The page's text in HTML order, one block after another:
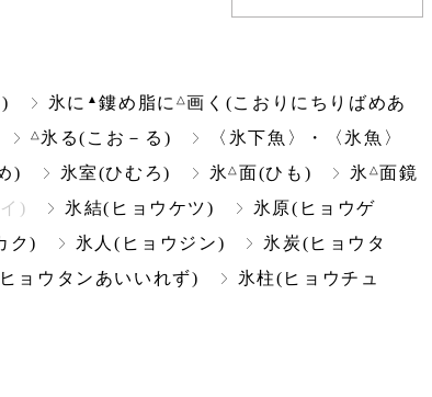
氷に ▲鏤め脂に △画く(こおりにちりばめあ
△ 氷る(こお－る)
〈氷下魚〉・〈氷魚〉
) 氷室(ひむろ) 氷△面(ひも) 氷 △面鏡
) 氷結(ヒョウケツ)
氷原(ヒョウゲ
ク) 氷人(ヒョウジン)
氷炭(ヒョウタ
ョウタンあいいれず)
氷柱(ヒョウチュ